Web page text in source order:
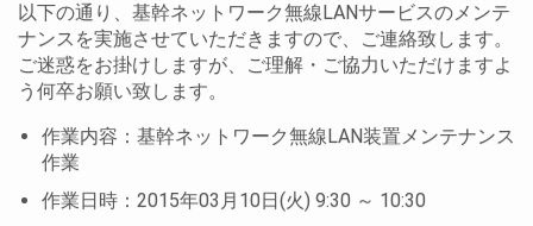
以下の通り、基幹ネットワーク無線LANサービスのメンテ
ナンスを実施させていただきますので、ご連絡致します。
ご迷惑をお掛けしますが、ご理解・ご協力いただけますよ
う何卒お願い致します。
作業内容：基幹ネットワーク無線LAN装置メンテナンス
作業
作業日時：2015年03月10日(火) 9:30 ～ 10:30